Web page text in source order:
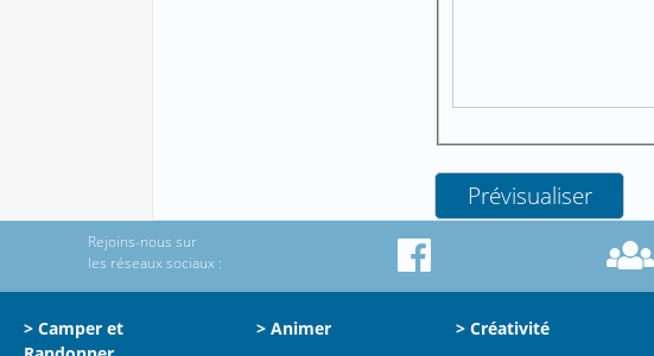
Rejoins-nous sur
les réseaux sociaux :
> Camper et
> Animer > Créativité